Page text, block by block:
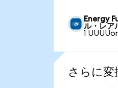
Energy
ル・レア
1
さらに変